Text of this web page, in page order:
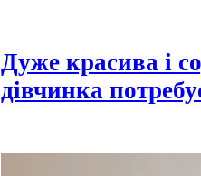
Дуже красива і
дівчинка